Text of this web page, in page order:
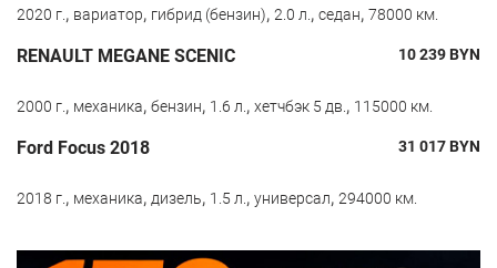
2020 г., вариатор, гибрид (бензин), 2.0 л., седан, 78000 км.
RENAULT MEGANE SCENIC 10 239BYN
2000 г., механика, бензин, 1.6 л., хетчбэк 5 дв., 115000 км.
Ford Focus 2018 31 017BYN
2018 г., механика, дизель, 1.5 л., универсал, 294000 км.